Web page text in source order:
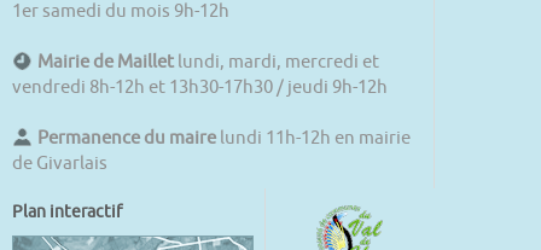
1er samedi du mois 9h-12h
Mairie de Maillet lundi, mardi, mercredi et
vendredi 8h-12h et 13h30-17h30 / jeudi 9h-12h
Permanence du maire lundi 11h-12h en mairie
de Givarlais
Plan interactif